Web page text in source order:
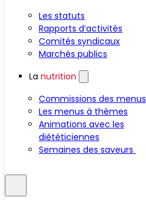
Les statuts
Rapports d’activités
Comités syndicaux
Marchés publics
La nutrition
Commissions des menus
Les menus à thèmes
Animations avec les
diététiciennes
Semaines des saveurs